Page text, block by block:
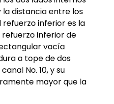
distancia entre los
inferior es la
refuerzo inferior de
vacía
a tope de dos
No. 10, y su
mayor que la